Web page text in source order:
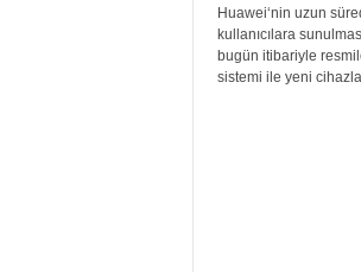
Huawei‘nin uzun
kullanıcılara
bugün itibariyle
sistemi ile yeni